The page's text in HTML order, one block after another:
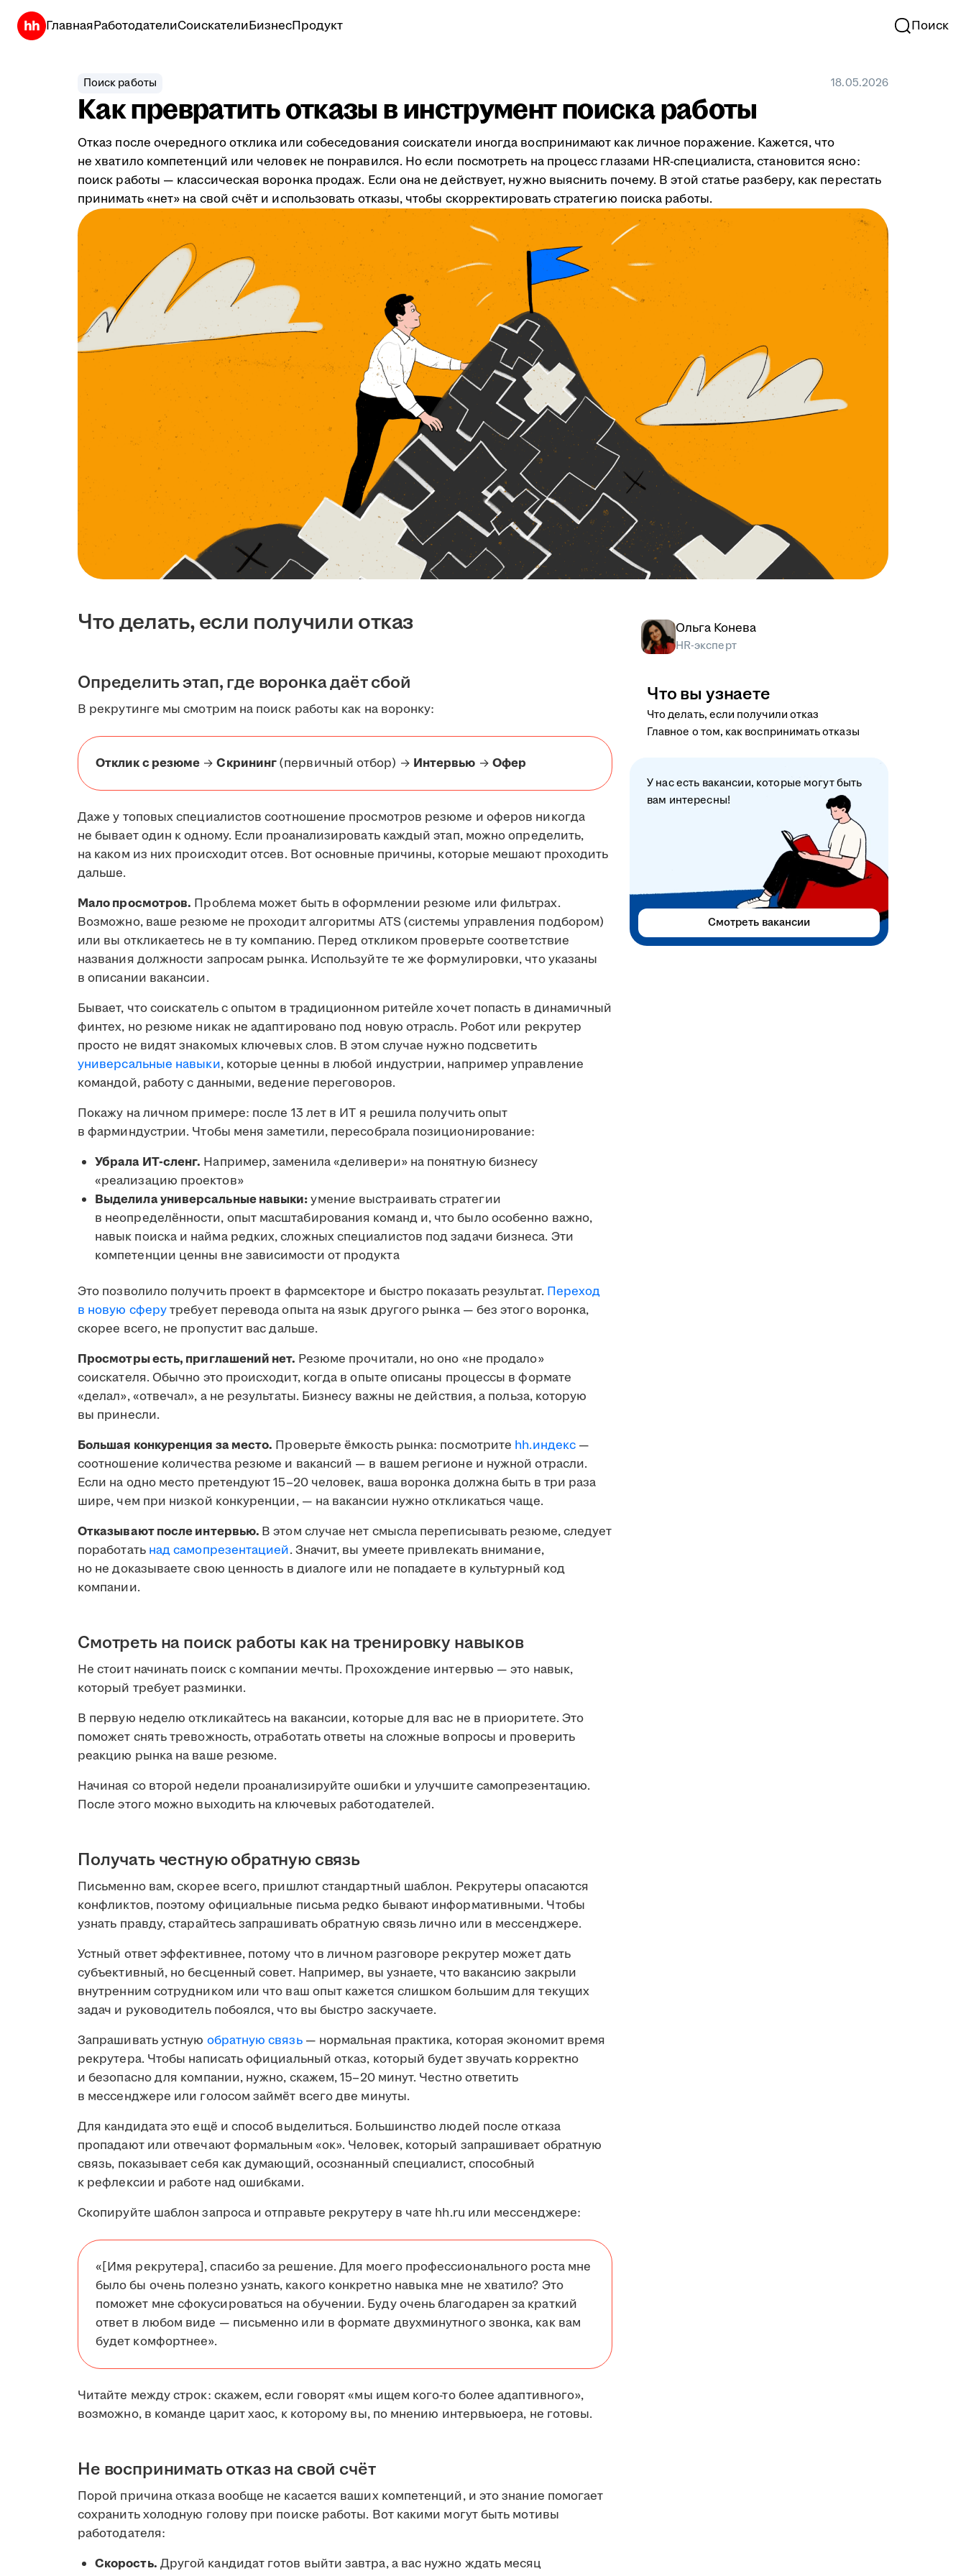
ГлавнаяРаботодателиСоискателиБизнесПродукт Поиск
Поиск работы 18.05.2026
Как превратить отказы в инструмент поиска работы
Отказ после очередного отклика или собеседования соискатели иногда воспринимают как личное поражение. Кажется, что
не хватило компетенций или человек не понравился. Но если посмотреть на процесс глазами HR-специалиста, становится ясно:
поиск работы — классическая воронка продаж. Если она не действует, нужно выяснить почему. В этой статье разберу, как перестать
принимать «нет» на свой счёт и использовать отказы, чтобы скорректировать стратегию поиска работы.
Что делать, если получили отказ
Определить этап, где воронка даёт сбой
В рекрутинге мы смотрим на поиск работы как на воронку:
Отклик с резюме →Скрининг(первичный отбор) → Интервью → Офер
Даже у топовых специалистов соотношение просмотров резюме и оферов никогда
не бывает один к одному. Если проанализировать каждый этап, можно определить,
на каком из них происходит отсев. Вот основные причины, которые мешают проходить
дальше.
Мало просмотров. Проблема может быть в оформлении резюме или фильтрах.
Возможно, ваше резюме не проходит алгоритмы ATS (системы управления подбором)
или вы откликаетесь не в ту компанию. Перед откликом проверьте соответствие
названия должности запросам рынка. Используйте те же формулировки, что указаны
в описании вакансии.
Бывает, что соискатель с опытом в традиционном ритейле хочет попасть в динамичный
финтех, но резюме никак не адаптировано под новую отрасль. Робот или рекрутер
просто не видят знакомых ключевых слов. В этом случае нужно подсветить
универсальные навыки, которые ценны в любой индустрии, например управление
командой, работу с данными, ведение переговоров.
Покажу на личном примере: после 13 лет в ИТ я решила получить опыт
в фарминдустрии. Чтобы меня заметили, пересобрала позиционирование:
Убрала ИТ-сленг. Например, заменила «деливери» на понятную бизнесу
«реализацию проектов»
Выделила универсальные навыки:умение выстраивать стратегии
в неопределённости, опыт масштабирования команд и, что было особенно важно,
навык поиска и найма редких, сложных специалистов под задачи бизнеса. Эти
компетенции ценны вне зависимости от продукта
Это позволило получить проект в фармсекторе и быстро показать результат. Переход
в новую сферутребует перевода опыта на язык другого рынка — без этого воронка,
скорее всего, не пропустит вас дальше.
Просмотры есть, приглашений нет. Резюме прочитали, но оно «не продало»
соискателя. Обычно это происходит, когда в опыте описаны процессы в формате
«делал», «отвечал», а не результаты. Бизнесу важны не действия, а польза, которую
вы принесли.
Большая конкуренция за место. Проверьте ёмкость рынка: посмотрите hh.индекс —
соотношение количества резюме и вакансий — в вашем регионе и нужной отрасли.
Если на одно место претендуют 15–20 человек, ваша воронка должна быть в три раза
шире, чем при низкой конкуренции, — на вакансии нужно откликаться чаще.
Отказывают после интервью. В этом случае нет смысла переписывать резюме, следует
поработать над самопрезентацией. Значит, вы умеете привлекать внимание,
но не доказываете свою ценность в диалоге или не попадаете в культурный код
компании.
Смотреть на поиск работы как на тренировку навыков
Не стоит начинать поиск с компании мечты. Прохождение интервью — это навык,
который требует разминки.
В первую неделю откликайтесь на вакансии, которые для вас не в приоритете. Это
поможет снять тревожность, отработать ответы на сложные вопросы и проверить
реакцию рынка на ваше резюме.
Начиная со второй недели проанализируйте ошибки и улучшите самопрезентацию.
После этого можно выходить на ключевых работодателей.
Получать честную обратную связь
Письменно вам, скорее всего, пришлют стандартный шаблон. Рекрутеры опасаются
конфликтов, поэтому официальные письма редко бывают информативными. Чтобы
узнать правду, старайтесь запрашивать обратную связь лично или в мессенджере.
Устный ответ эффективнее, потому что в личном разговоре рекрутер может дать
субъективный, но бесценный совет. Например, вы узнаете, что вакансию закрыли
внутренним сотрудником или что ваш опыт кажется слишком большим для текущих
задач и руководитель побоялся, что вы быстро заскучаете.
Запрашивать устную обратную связь— нормальная практика, которая экономит время
рекрутера. Чтобы написать официальный отказ, который будет звучать корректно
и безопасно для компании, нужно, скажем, 15–20 минут. Честно ответить
в мессенджере или голосом займёт всего две минуты.
Для кандидата это ещё и способ выделиться. Большинство людей после отказа
пропадают или отвечают формальным «ок». Человек, который запрашивает обратную
связь, показывает себя как думающий, осознанный специалист, способный
к рефлексии и работе над ошибками.
Скопируйте шаблон запроса и отправьте рекрутеру в чате hh.ru или мессенджере:
«[Имя рекрутера], спасибо за решение. Для моего профессионального роста мне
было бы очень полезно узнать, какого конкретно навыка мне не хватило? Это
поможет мне сфокусироваться на обучении. Буду очень благодарен за краткий
ответ в любом виде — письменно или в формате двухминутного звонка, как вам
будет комфортнее».
Читайте между строк: скажем, если говорят «мы ищем кого-то более адаптивного»,
возможно, в команде царит хаос, к которому вы, по мнению интервьюера, не готовы.
Не воспринимать отказ на свой счёт
Порой причина отказа вообще не касается ваших компетенций, и это знание помогает
сохранить холодную голову при поиске работы. Вот какими могут быть мотивы
работодателя:
Скорость. Другой кандидат готов выйти завтра, а вас нужно ждать месяц
Ольга Конева
HR-эксперт
Что вы узнаете
Что делать, если получили отказ
Главное о том, как воспринимать отказы
У нас есть вакансии, которые могут быть
вам интересны!
Смотреть вакансии